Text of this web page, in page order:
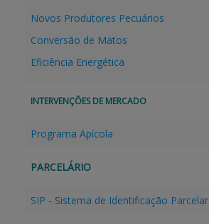
Novos Produtores Pecuários
Conversão de Matos
Eficiência Energética
INTERVENÇÕES DE MERCADO
Programa Apícola
PARCELÁRIO
SIP - Sistema de Identificação Parcelar